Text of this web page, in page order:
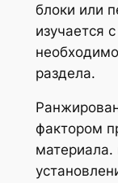
блоки или
изучается
раздела.
фактором
материала.